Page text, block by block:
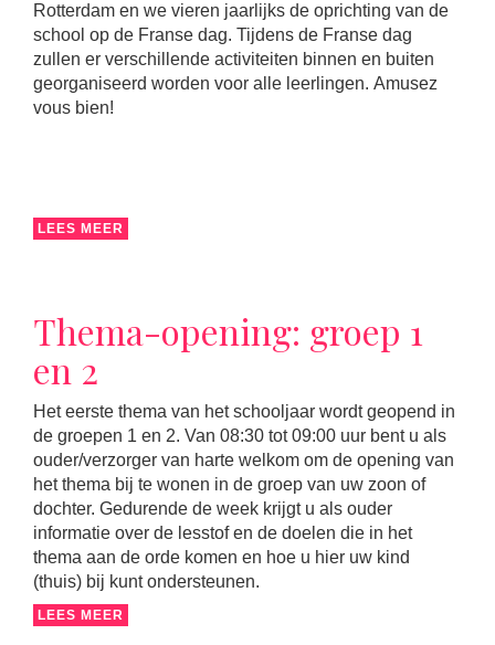
Rotterdam en we vieren jaarlijks de oprichting van de
school op de Franse dag. Tijdens de Franse dag
zullen er verschillende activiteiten binnen en buiten
georganiseerd worden voor alle leerlingen. Amusez
vous bien!
LEES MEER
Thema-opening: groep 1
en 2
Het eerste thema van het schooljaar wordt geopend in
de groepen 1 en 2. Van 08:30 tot 09:00 uur bent u als
ouder/verzorger van harte welkom om de opening van
het thema bij te wonen in de groep van uw zoon of
dochter. Gedurende de week krijgt u als ouder
informatie over de lesstof en de doelen die in het
thema aan de orde komen en hoe u hier uw kind
(thuis) bij kunt ondersteunen.
LEES MEER